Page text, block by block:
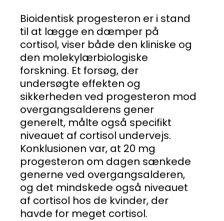
Bioidentisk progesteron er i stand
til at lægge en dæmper på
cortisol, viser både den kliniske og
den molekylærbiologiske
forskning. Et forsøg, der
undersøgte effekten og
sikkerheden ved progesteron mod
overgangsalderens gener
generelt, målte også specifikt
niveauet af cortisol undervejs.
Konklusionen var, at 20 mg
progesteron om dagen sænkede
generne ved overgangsalderen,
og det mindskede også niveauet
af cortisol hos de kvinder, der
havde for meget cortisol.